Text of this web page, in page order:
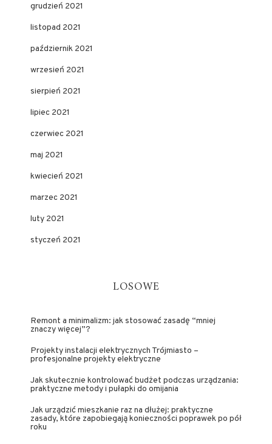
grudzień 2021
listopad 2021
październik 2021
wrzesień 2021
sierpień 2021
lipiec 2021
czerwiec 2021
maj 2021
kwiecień 2021
marzec 2021
luty 2021
styczeń 2021
LOSOWE
Remont a minimalizm: jak stosować zasadę “mniej
znaczy więcej”?
Projekty instalacji elektrycznych Trójmiasto –
profesjonalne projekty elektryczne
Jak skutecznie kontrolować budżet podczas urządzania:
praktyczne metody i pułapki do omijania
Jak urządzić mieszkanie raz na dłużej: praktyczne
zasady, które zapobiegają konieczności poprawek po pół
roku